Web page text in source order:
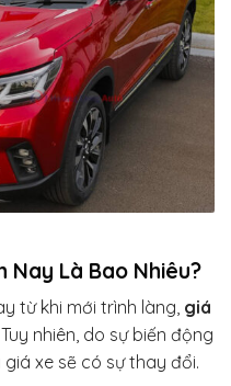
Nay Là Bao Nhiêu?
từ khi mới trình làng, giá
nhiên, do sự biến động
xe sẽ có sự thay đổi.